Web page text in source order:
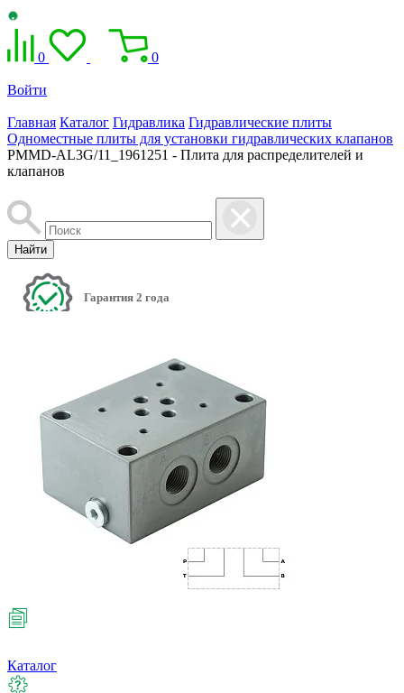
0 0
Войти
Главная Каталог Гидравлика Гидравлические плиты
Одноместные плиты для установки гидравлических клапанов
PMMD-AL3G/11_1961251 - Плита для распределителей и
клапанов
Найти
Гарантия 2 года
Каталог